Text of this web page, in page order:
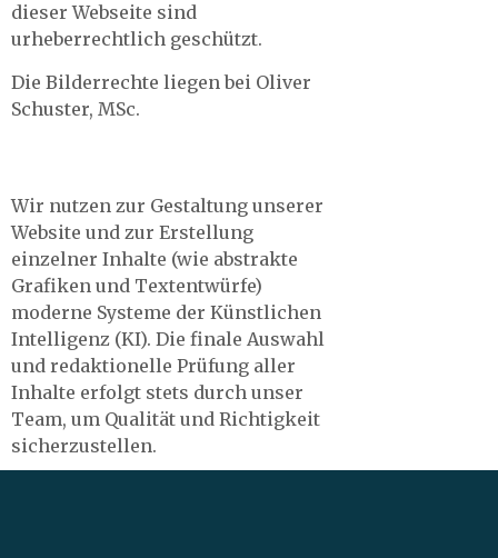
dieser Webseite sind
urheberrechtlich geschützt.
Die Bilderrechte liegen bei Oliver
Schuster, MSc.
Wir nutzen zur Gestaltung unserer
Website und zur Erstellung
einzelner Inhalte (wie abstrakte
Grafiken und Textentwürfe)
moderne Systeme der Künstlichen
Intelligenz (KI). Die finale Auswahl
und redaktionelle Prüfung aller
Inhalte erfolgt stets durch unser
Team, um Qualität und Richtigkeit
sicherzustellen.